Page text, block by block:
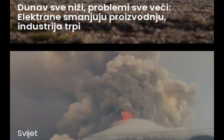
Dunav sve niži, problemi sve veći:
Elektrane smanjuju proizvodnju,
industrija trpi
Svijet